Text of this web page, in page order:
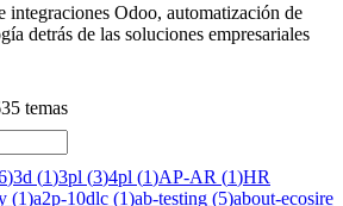
integraciones Odoo, automatización de
detrás de las soluciones empresariales
temas
)3d (1)3pl (3)4pl (1)AP-AR (1)HR
(1)a2p-10dlc (1)ab-testing (5)about-ecosire